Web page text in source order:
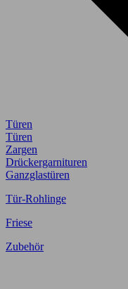
Türen
Türen
Zargen
Drückergarnituren
Ganzglastüren
Tür-Rohlinge
Friese
Zubehör